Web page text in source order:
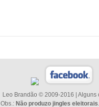
Leo Brandão © 2009-2016 |
Obs.: Não produzo jingles eleitorais